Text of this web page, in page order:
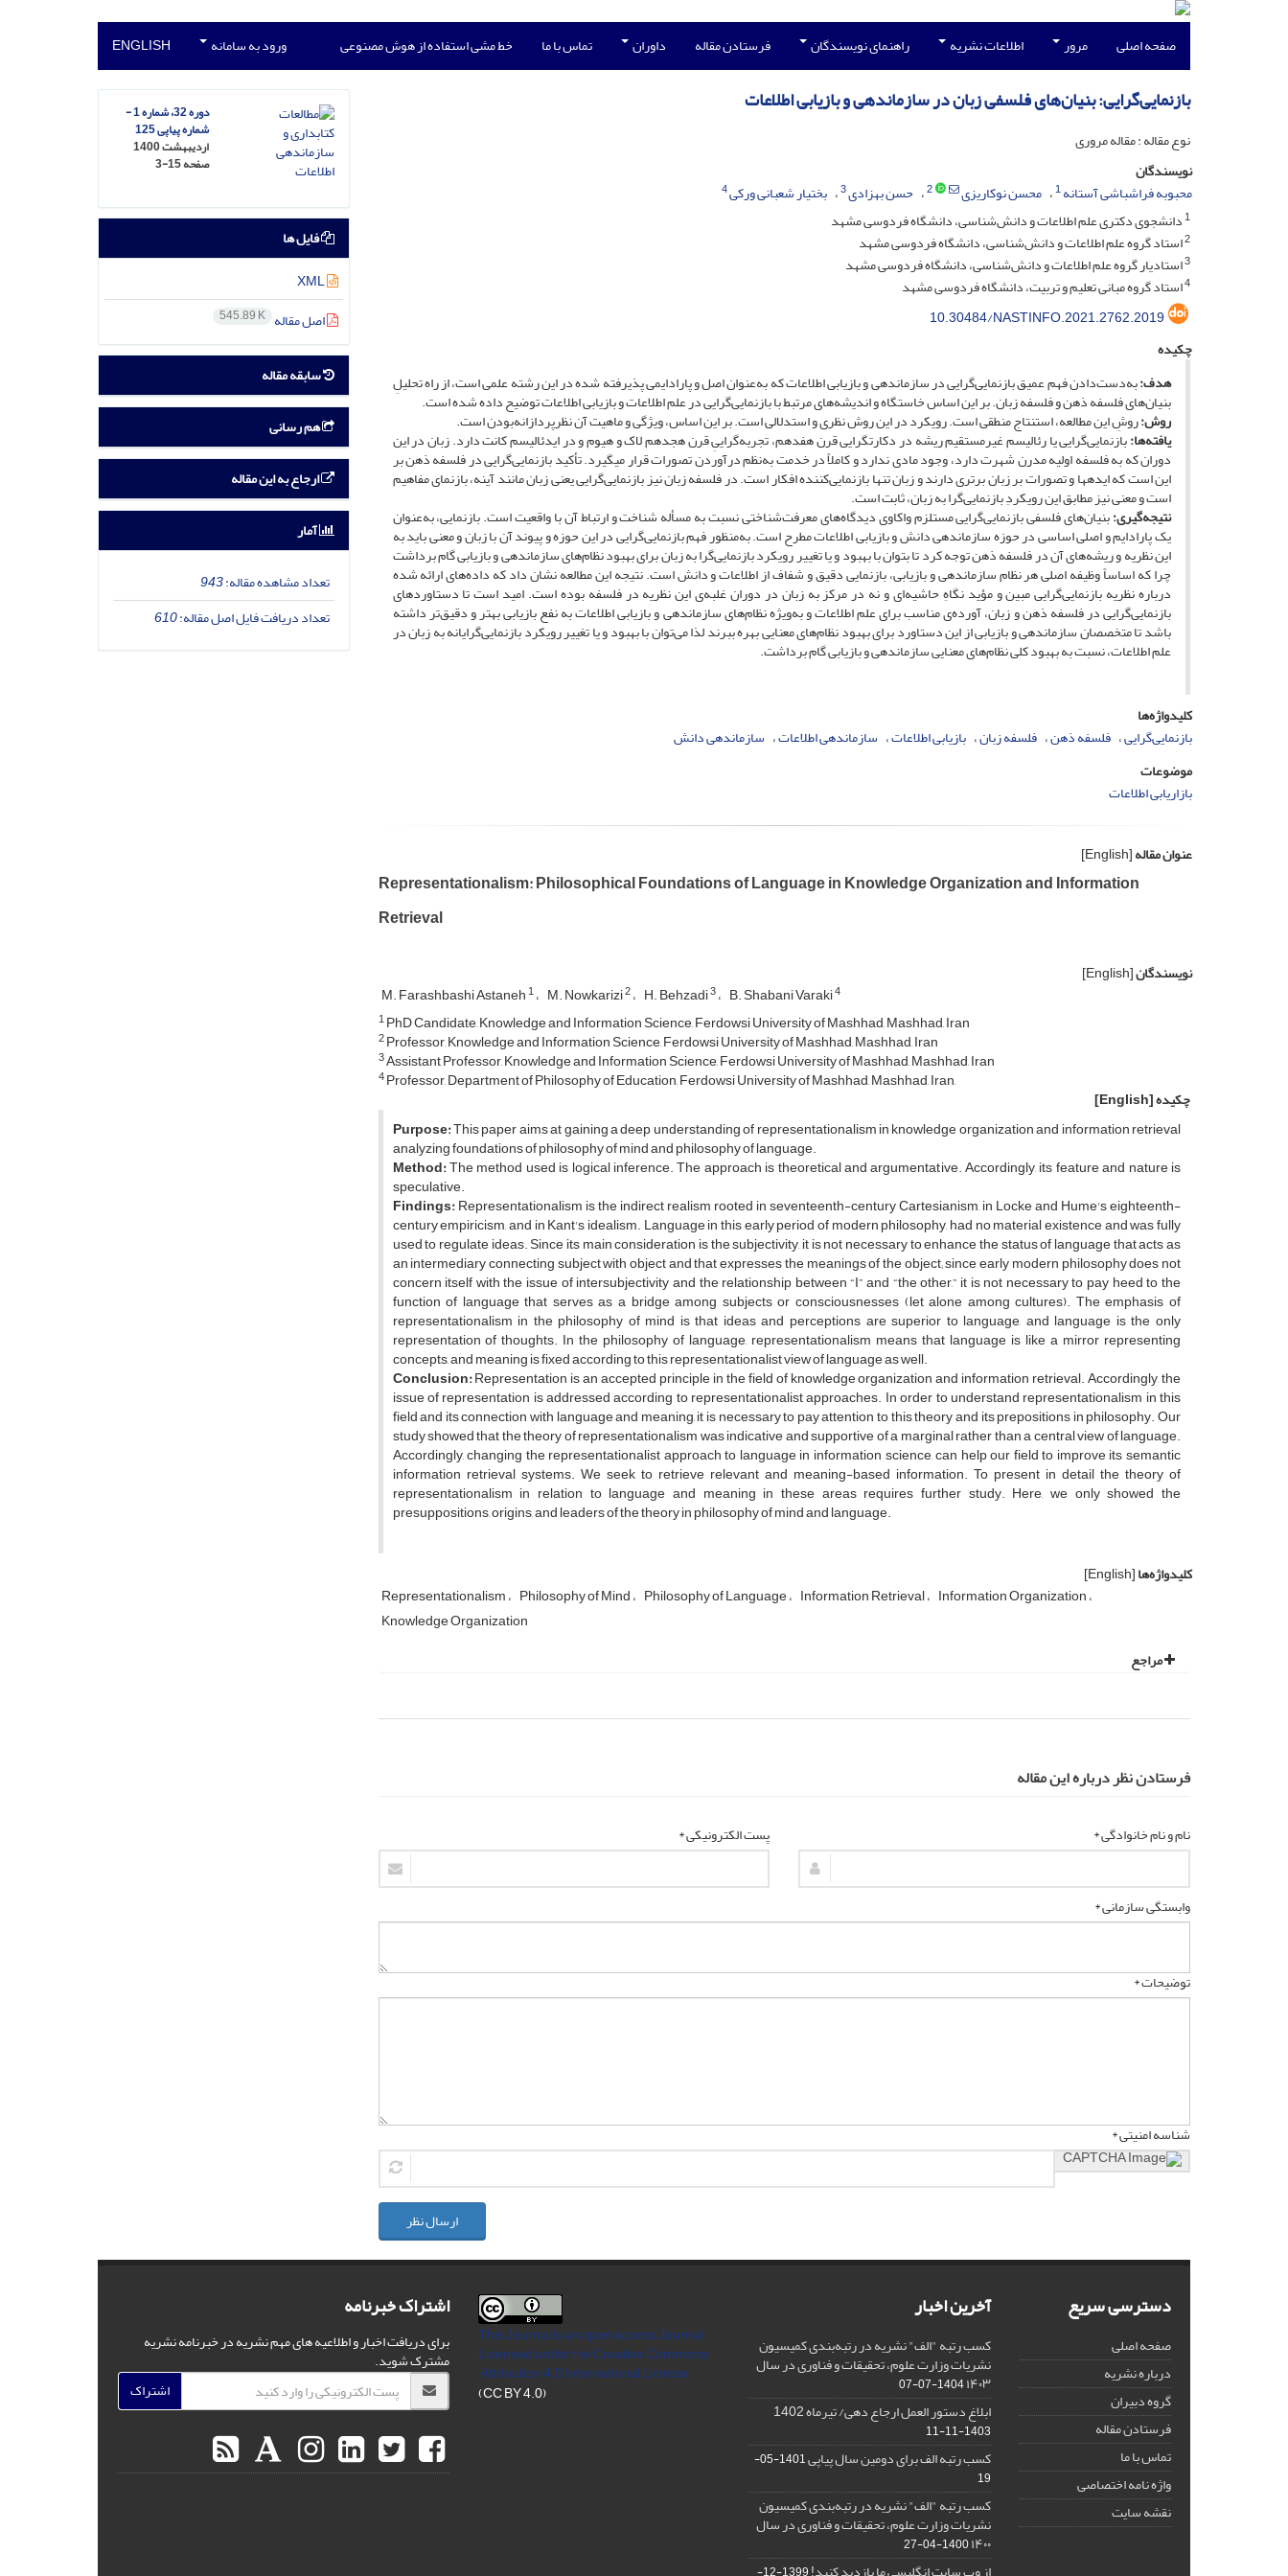
صفحه اصلی مرور اطلاعات نشریه راهنمای نویسندگان فرستادن مقاله داوران تماس با ما خط مشی استفاده از هوش مصنوعی ورود به سامانه ENGLISH
بازنمایی‌گرایی: بنیان‌های فلسفی زبان در سازماندهی و بازیابی اطلاعات
نوع مقاله : مقاله مروری
نویسندگان
محبوبه فراشباشی آستانه1 محسن نوکاریزی 2 حسن بهزادی3 بختیار شعبانی ورکی4
1دانشجوی دکتری علم اطلاعات و دانش‌شناسی، دانشگاه فردوسی مشهد
2استاد گروه علم اطلاعات و دانش‌شناسی، دانشگاه فردوسی مشهد
3استادیار گروه علم اطلاعات و دانش‌شناسی، دانشگاه فردوسی مشهد
4استاد گروه مبانی تعلیم و تربیت، دانشگاه فردوسی مشهد
10.30484/NASTINFO.2021.2762.2019
چکیده
هدف:به‌دست‌دادن فهم عمیق بازنمایی‌گرایی در سازماندهی و بازیابی اطلاعات‌ که به‌عنوان اصل و پارادایمی پذیرفته شده در این رشته علمی است، از راه تحلیلِ
بنیان‌های فلسفه ذهن و فلسفه زبان. بر این اساس خاستگاه و اندیشه‌های مرتبط با بازنمایی‌گرایی در علم اطلاعات و بازیابی اطلاعات توضیح داده شده است.
روش:روشِ این مطالعه، استنتاج منطقی است. رویکرد در این روش نظری و استدلالی است. بر این اساس، ویژگی و ماهیت آن نظرپردازانه‌بودن است.
یافته‌ها:بازنمایی‌گرایی یا رئالیسم غیرمستقیم ریشه در دکارت­گرایی قرن هفدهم، تجربه­‌‌گراییِ قرن هجدهم لاک و هیوم و در ایدئالیسم کانت دارد. زبان در این
دوران که به فلسفه اولیه مدرن شهرت دارد، وجود مادی ندارد و کاملاً در خدمت به‌نظم درآوردن تصورات قرار می­گیرد. تأکید بازنمایی‌گرایی در فلسفه ذهن بر
این است که ایده­ها و تصورات بر زبان برتری دارند و زبان تنها بازنمایی‌کننده افکار است. در فلسفه زبان نیز بازنمایی‌گرایی یعنی زبان مانند آینه، بازنمای مفاهیم
است و معنی نیز مطابق این رویکردِ بازنمایی‌گرا به زبان، ثابت است.
نتیجه‌گیری:بنیان‌های فلسفی بازنمایی‌گرایی مستلزم واکاوی دیدگاه‌های معرفت‌شناختی نسبت به مسأله شناخت و ارتباط آن با واقعیت است. بازنمایی، به‌عنوان
یک پارادایم و اصلی اساسی در حوزه سازماندهی دانش و بازیابی اطلاعات مطرح است. به‌منظور فهم بازنمایی‌گرایی در این حوزه و پیوند آن با زبان و معنی باید به
این نظریه و ریشه‌های آن در فلسفه ذهن توجه کرد تا بتوان با بهبود و یا تغییر رویکرد بازنمایی‌گرا به زبان برای بهبود نظام‌های سازماندهی و بازیابی گام برداشت
چرا که اساساً وظیفه اصلی هر نظام سازماندهی و بازیابی، بازنمایی دقیق و شفاف از اطلاعات و دانش است. نتیجه این مطالعه نشان داد که داده‌های ارائه شده
درباره نظریه بازنمایی‌گرایی مبین و مؤید نگاهِ حاشیه‌ای و نه در مرکز به زبان در دوران غلبه‌ی این نظریه در فلسفه بوده است. امید است تا دستاوردهای
بازنمایی‌گرایی در فلسفه ذهن و زبان، آورده‌ی مناسب برای علم اطلاعات و به‌ویژه نظام‌های سازماندهی و بازیابی اطلاعات به نفع بازیابی بهتر و دقیق‌تر داشته
باشد تا متخصصان سازماندهی و بازیابی از این دستاورد برای بهبود نظام‌های معنایی بهره ببرند لذا می‌توان با بهبود و یا تغییر رویکرد بازنمایی‌گرایانه به زبان در
علم اطلاعات، نسبت به بهبود کلی نظام‌های معنایی سازماندهی و بازیابی گام برداشت.
کلیدواژه‌ها
بازنمایی‌گرایی فلسفه ذهن فلسفه زبان بازیابی اطلاعات سازماندهی اطلاعات سازماندهی دانش
موضوعات
بازاریابی اطلاعات
عنوان مقاله[English]
Representationalism: Philosophical Foundations of Language in Knowledge Organization and Information
Retrieval
نویسندگان[English]
M. Farashbashi Astaneh1 M. Nowkarizi2 H. Behzadi3 B. Shabani Varaki4
1PhD Candidate, Knowledge and Information Science, Ferdowsi University of Mashhad, Mashhad, Iran
2Professor, Knowledge and Information Science, Ferdowsi University of Mashhad, Mashhad, Iran
3Assistant Professor, Knowledge and Information Science, Ferdowsi University of Mashhad, Mashhad, Iran
4Professor, Department of Philosophy of Education, Ferdowsi University of Mashhad, Mashhad, Iran,
چکیده[English]
Purpose:This paper aims at gaining a deep understanding of representationalism in knowledge organization and information retrieval
analyzing foundations of philosophy of mind and philosophy of language.
Method:The method used is logical inference. The approach is theoretical and argumentative. Accordingly, its feature and nature is
speculative.
Findings:Representationalism is the indirect realism rooted in seventeenth-century Cartesianism, in Locke and Hume's eighteenth-
century empiricism, and in Kant's idealism. Language in this early period of modern philosophy, had no material existence and was fully
used to regulate ideas. Since its main consideration is the subjectivity, it is not necessary to enhance the status of language that acts as
an intermediary connecting subject with object and that expresses the meanings of the object; since early modern philosophy does not
concern itself with the issue of intersubjectivity and the relationship between “I” and “the other,” it is not necessary to pay heed to the
function of language that serves as a bridge among subjects or consciousnesses (let alone among cultures). The emphasis of
representationalism in the philosophy of mind is that ideas and perceptions are superior to language, and language is the only
representation of thoughts. In the philosophy of language, representationalism means that language is like a mirror representing
concepts, and meaning is fixed according to this representationalist view of language as well.
Conclusion:Representation is an accepted principle in the field of knowledge organization and information retrieval. Accordingly, the
issue of representation is addressed according to representationalist approaches. In order to understand representationalism in this
field and its connection with language and meaning, it is necessary to pay attention to this theory and its prepositions in philosophy. Our
study showed that the theory of representationalism was indicative and supportive of a marginal rather than a central view of language.
Accordingly, changing the representationalist approach to language in information science, can help our field to improve its semantic
information retrieval systems. We seek to retrieve relevant and meaning-based information. To present in detail the theory of
representationalism in relation to language and meaning in these areas requires further study. Here, we only showed the
presuppositions, origins, and leaders of the theory in philosophy of mind and language.
کلیدواژه‌ها[English]
Representationalism Philosophy of Mind Philosophy of Language Information Retrieval Information Organization
Knowledge Organization
مراجع
فرستادن نظر درباره این مقاله
نام و نام خانوادگی * پست الکترونیکی *
وابستگی سازمانی *
توضیحات *
شناسه امنیتی *
ارسال نظر
دوره 32، شماره 1 -
شماره پیاپی 125
اردیبهشت 1400
صفحه3-15
فایل ها
XML
اصل مقاله 545.89 K
سابقه مقاله
هم رسانی
ارجاع به این مقاله
آمار
تعداد مشاهده مقاله:943
تعداد دریافت فایل اصل مقاله:610
دسترسی سریع
صفحه اصلی
درباره نشریه
گروه دبیران
فرستادن مقاله
تماس با ما
واژه نامه اختصاصی
نقشه سایت
آخرین اخبار
کسب رتبه "الف" نشریه در رتبه‌بندی کمیسیون
نشریات وزارت علوم، تحقیقات و فناوری در سال
۱۴۰۳1404-07-07
ابلاغ دستور العمل ارجاع دهی/ تیرماه 1402
1403-11-11
کسب رتبه الف برای دومین سال پیاپی
1401-05-
19
کسب رتبه "الف" نشریه در رتبه‌بندی کمیسیون
نشریات وزارت علوم، تحقیقات و فناوری در سال
۱۴۰۰1400-04-27
This Journal is an open access Journal
Licensedunder the Creative Commons
Attribution 4.0 International License
(CC BY 4.0)
اشتراک خبرنامه
برای دریافت اخبار و اطلاعیه های مهم نشریه در خبرنامه نشریه
مشترک شوید.
اشتراک